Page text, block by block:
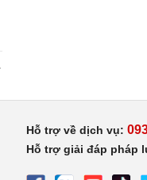
Hỗ trợ về dịch vụ:
Hỗ trợ giải đáp pháp